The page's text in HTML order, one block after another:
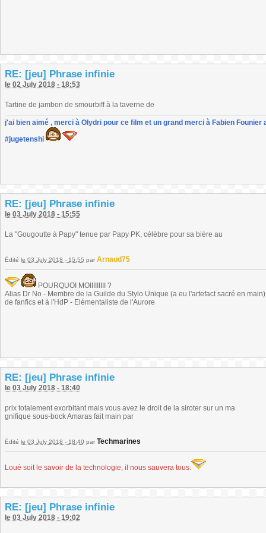
RE: [jeu] Phrase infinie
le 02 July 2018 - 18:53
Tartine de jambon de smourbiff à la taverne de
j'ai bien aimé , merci à Olydri pour ce film et un grand merci à Fabien
#jugetenshi
RE: [jeu] Phrase infinie
le 03 July 2018 - 15:55
La "Gougoutte à Papy" tenue par Papy PK, célèbre pour sa bière au
Édité le 03 July 2018 - 15:55 par Arnaud75
POURQUOI MOIIIIIIIII ?
Alias Dr No - Membre de la Guilde du Stylo Unique (a eu l'artefact sacré en
de fanfics et à l'HdP - Elémentaliste de l'Aurore
RE: [jeu] Phrase infinie
le 03 July 2018 - 18:40
prix totalement exorbitant mais vous avez le droit de la siroter sur un ma
gnifique sous-bock Amaras fait main par
Édité le 03 July 2018 - 18:40 par Techmarines
Loué soit le savoir de la technologie, il nous sauvera tous.
RE: [jeu] Phrase infinie
le 03 July 2018 - 19:02